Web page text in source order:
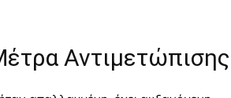
Αντιμετώπισης